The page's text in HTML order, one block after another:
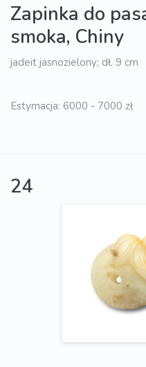
Zapinka do
smoka, Chiny
jadeit jasnozielony; dł. 9 cm
Estymacja: 6000 - 7000 zł
24